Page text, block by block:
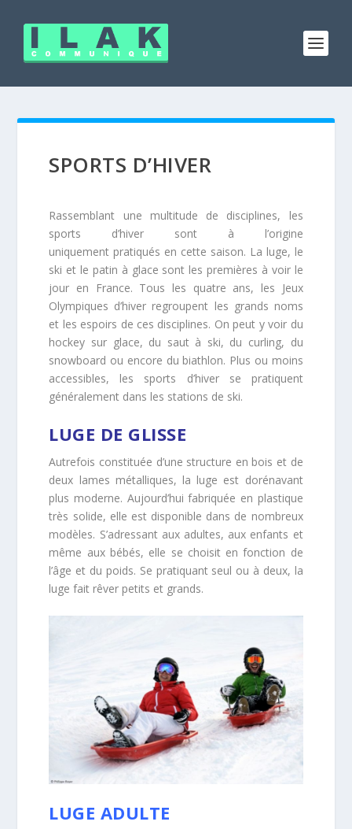
SPORTS D’HIVER
Rassemblant une multitude de disciplines, les
sports d’hiver sont à l’origine
uniquement pratiqués en cette saison. La luge, le
ski et le patin à glace sont les premières à voir le
jour en France. Tous les quatre ans, les Jeux
Olympiques d’hiver regroupent les grands noms
et les espoirs de ces disciplines. On peut y voir du
hockey sur glace, du saut à ski, du curling, du
snowboard ou encore du biathlon. Plus ou moins
accessibles, les sports d’hiver se pratiquent
généralement dans les stations de ski.
LUGE DE GLISSE
Autrefois constituée d’une structure en bois et de
deux lames métalliques, la luge est dorénavant
plus moderne. Aujourd’hui fabriquée en plastique
très solide, elle est disponible dans de nombreux
modèles. S’adressant aux adultes, aux enfants et
même aux bébés, elle se choisit en fonction de
l’âge et du poids. Se pratiquant seul ou à deux, la
luge fait rêver petits et grands.
LUGE ADULTE